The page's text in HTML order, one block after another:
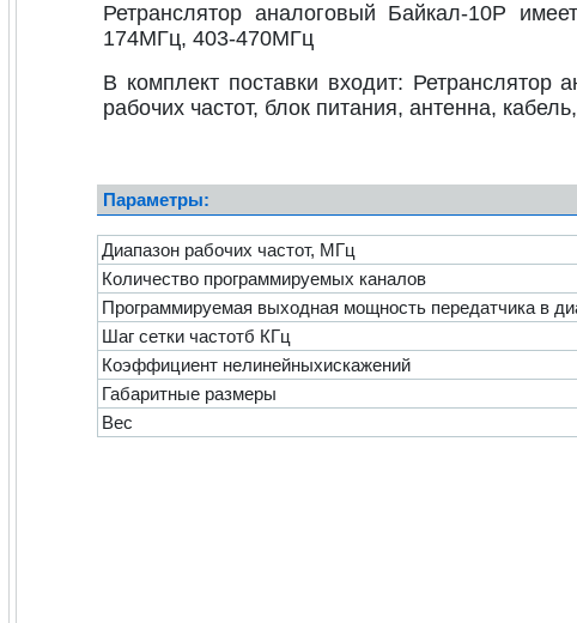
Ретранслятор аналоговый Байкал-10Р
174МГц, 403-470МГц
В комплект поставки входит:
рабочих частот, блок питания, антенна,
Параметры:
Диапазон рабочих частот, МГц
Количество программируемых каналов
Программируемая выходная мощность передатчика в
Шаг сетки частотб КГц
Коэффициент нелинейныхискажений
Габаритные размеры
Вес